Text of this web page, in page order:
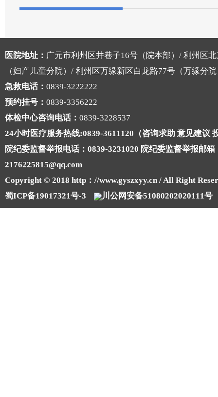
医院地址： 广元市利州区井巷子16号（院本部）/ 利州区
（妇产儿童分院）/ 利州区万缘新区白龙路77号（万缘分
急救电话： 0839-3222222
预约挂号： 0839-3356222
体检中心咨询电话： 0839-3228537
24小时医疗服务热线:0839-3611120（咨询求助 意见建议
院纪委监督举报电话：0839-3231020 院纪委监督举报邮箱
2176225815@qq.com
Copyright © 2018 http：//www.gyszxyy.cn / All Right
蜀ICP备19017321号-3
川公网安备51080202020111号